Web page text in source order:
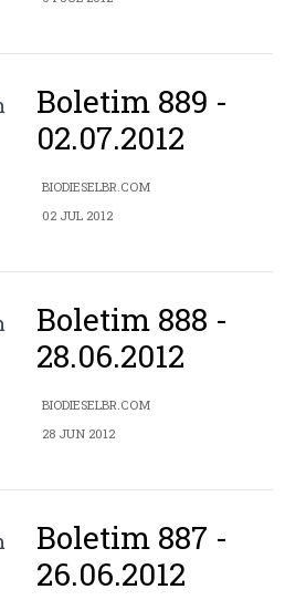
Boletim 889 -
02.07.2012
BIODIESELBR.COM
02 JUL 2012
Boletim 888 -
28.06.2012
BIODIESELBR.COM
28 JUN 2012
Boletim 887 -
26.06.2012